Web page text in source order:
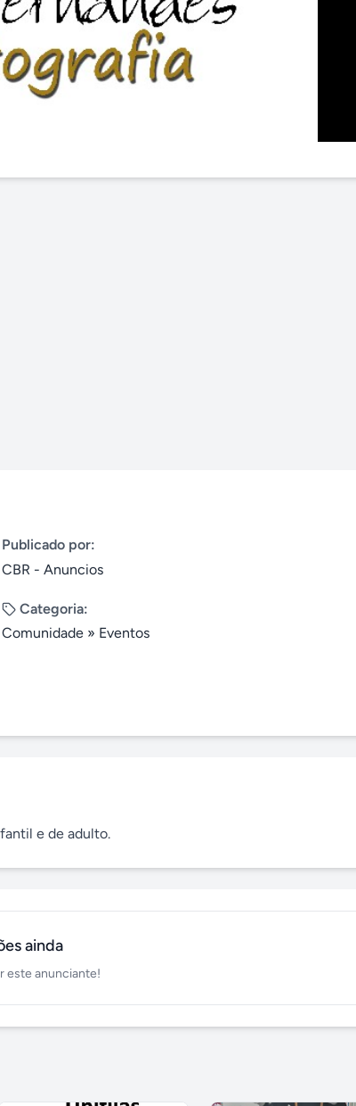
Publicado por:
CBR - Anuncios
Categoria:
Comunidade » Eventos
e de adulto.
ainda
este anunciante!